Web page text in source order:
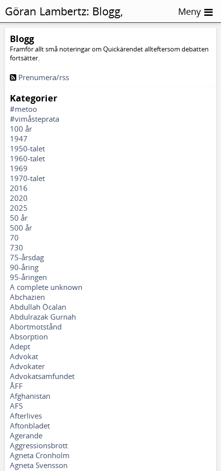
Blogg
Framför allt små noteringar om Quickärendet allteftersom debatten
fortsätter.
Prenumera/rss
Kategorier
#metoo
#vimåsteprata
100 år
1947
1950-talet
1960-talet
1969
1970-talet
2016
2020
2025
50 år
500 år
70
730
75-årsdag
90-åring
95-åringen
A complete unknown
Abchazien
Abdullah Öcalan
Abdulrazak Gurnah
Abortmotstånd
Absorption
Adept
Advokat
Advokater
Advokatsamfundet
ÅFF
Afghanistan
AFS
Afterlives
Aftonbladet
Agerande
Aggressionsbrott
Agneta Cronholm
Agneta Svensson
Göran Lambertz: Blogg,
Deslegitimering
Meny